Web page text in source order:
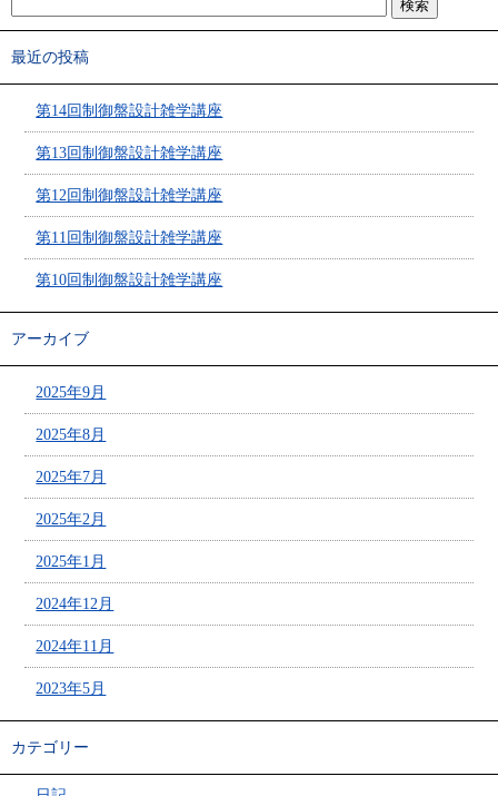
最近の投稿
第14回制御盤設計雑学講座
第13回制御盤設計雑学講座
第12回制御盤設計雑学講座
第11回制御盤設計雑学講座
第10回制御盤設計雑学講座
アーカイブ
2025年9月
2025年8月
2025年7月
2025年2月
2025年1月
2024年12月
2024年11月
2023年5月
カテゴリー